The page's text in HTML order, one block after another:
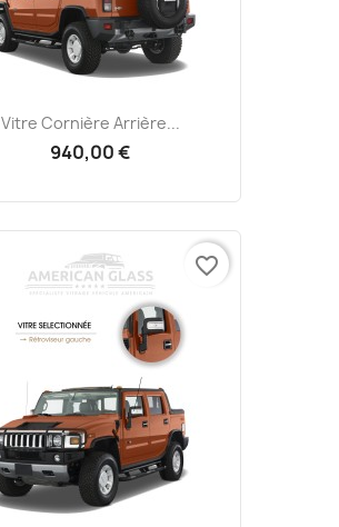
Vitre Cornière Arrière...
940,00 €
favorite_border